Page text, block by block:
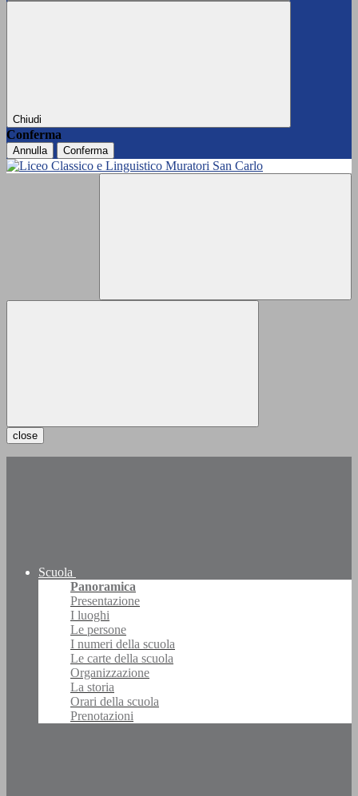
Chiudi
Conferma
Annulla Conferma
close
Scuola
Panoramica
Presentazione
I luoghi
Le persone
I numeri della scuola
Le carte della scuola
Organizzazione
La storia
Orari della scuola
Prenotazioni